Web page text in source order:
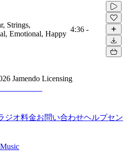
Strings,
Emotional, Happy
4:36 -
Jamendo Licensing
ジオ料金お問い合わせヘルプセン